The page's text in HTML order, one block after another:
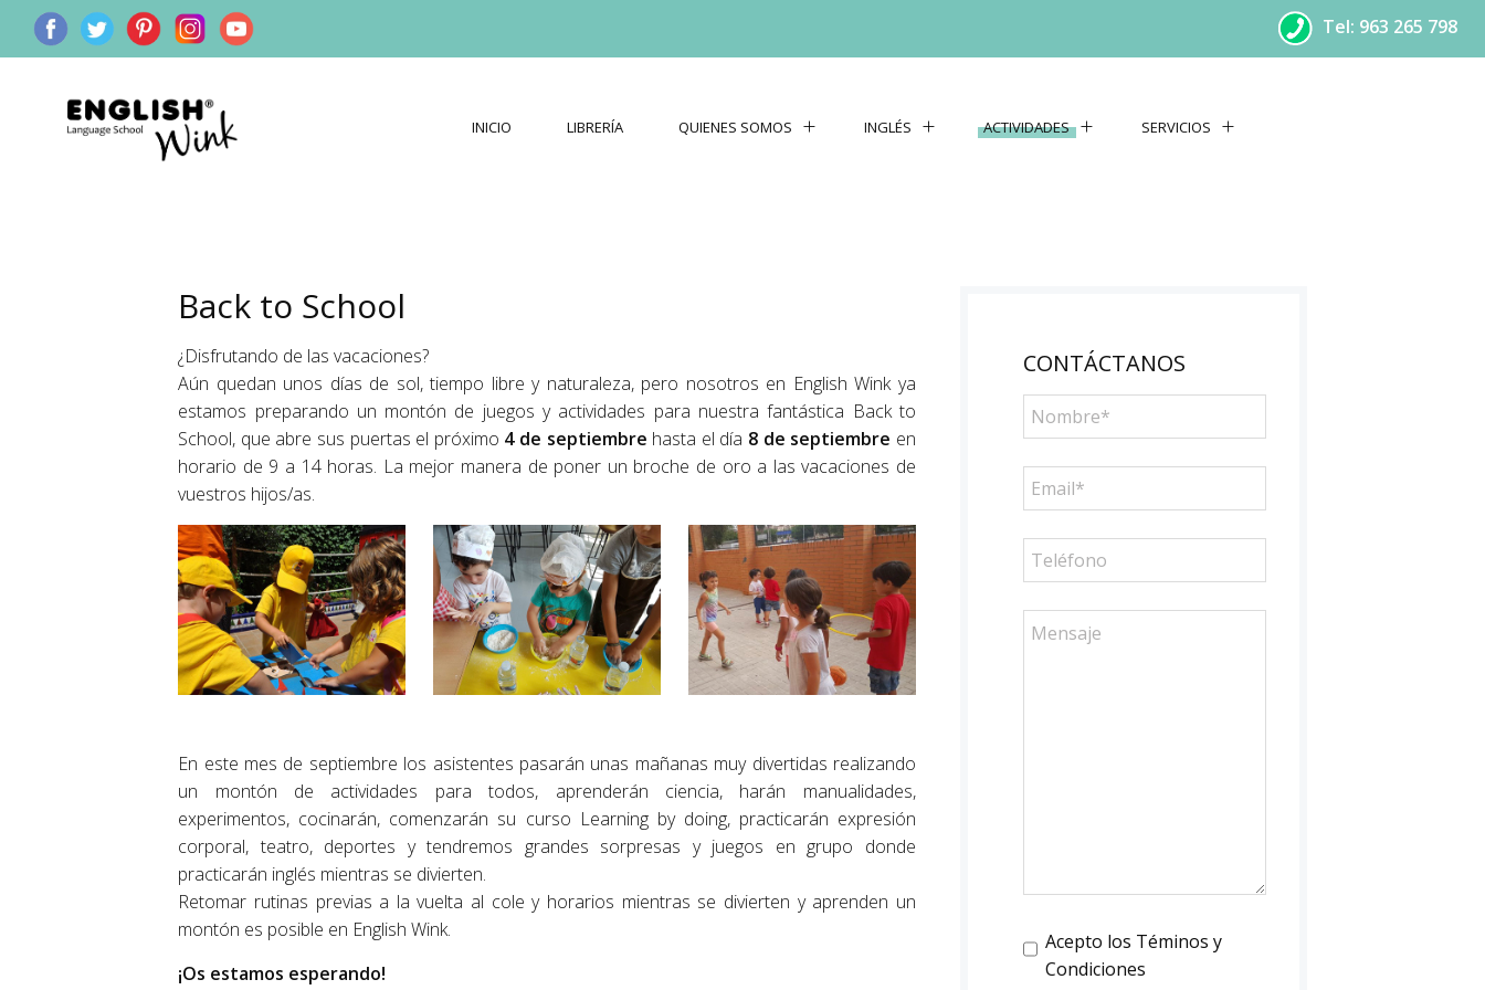
Tel: 963 265 798
INICIO LIBRERÍA QUIENES SOMOS INGLÉS ACTIVIDADES SERVICIOS
Back to School
¿Disfrutando de las vacaciones?
Aún quedan unos días de sol, tiempo libre y naturaleza, pero nosotros en English Wink ya
estamos preparando un montón de juegos y actividades para nuestra fantástica Back to
School, que abre sus puertas el próximo 4 de septiembre hasta el día 8 de septiembre en
horario de 9 a 14 horas. La mejor manera de poner un broche de oro a las vacaciones de
vuestros hijos/as.
En este mes de septiembre los asistentes pasarán unas mañanas muy divertidas realizando
un montón de actividades para todos, aprenderán ciencia, harán manualidades,
experimentos, cocinarán, comenzarán su curso Learning by doing, practicarán expresión
corporal, teatro, deportes y tendremos grandes sorpresas y juegos en grupo donde
practicarán inglés mientras se divierten.
Retomar rutinas previas a la vuelta al cole y horarios mientras se divierten y aprenden un
montón es posible en English Wink.
¡Os estamos esperando!
CONTÁCTANOS
Acepto los Téminos y
Condiciones